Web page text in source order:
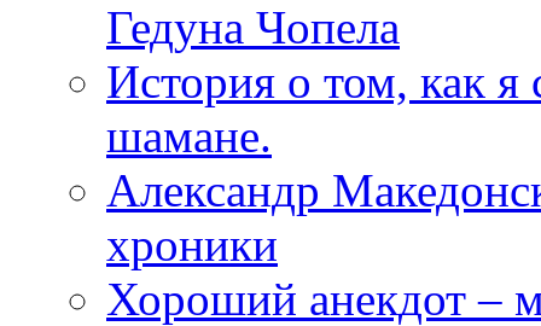
Гедуна Чопела
История о том, как я
шамане.
Александр
хроники
Хороший анекдот –